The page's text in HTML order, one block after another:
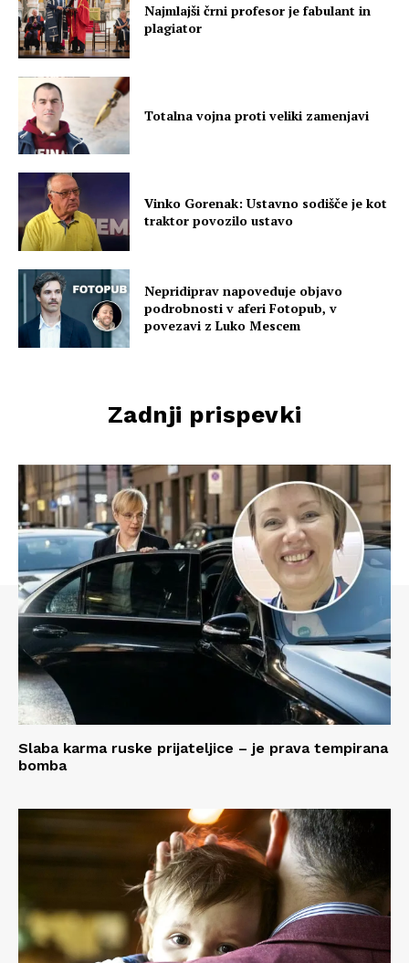
Najmlajši črni profesor je fabulant in
plagiator
Totalna vojna proti veliki zamenjavi
Vinko Gorenak: Ustavno sodišče je kot
traktor povozilo ustavo
Nepridiprav napoveduje objavo
podrobnosti v aferi Fotopub, v
povezavi z Luko Mescem
Zadnji prispevki
Slaba karma ruske prijateljice – je prava tempirana
bomba